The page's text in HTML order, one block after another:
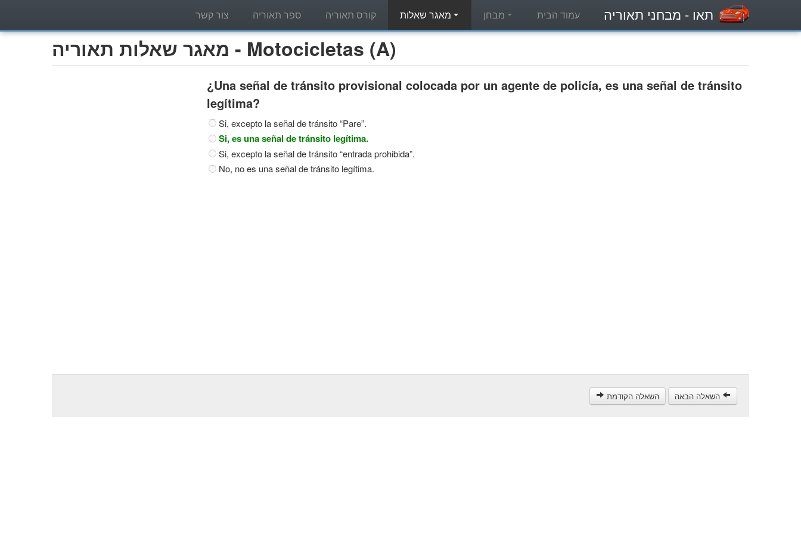
תאו - מבחני תאוריה עמוד הבית קורס תאוריה ספר תאוריה צור קשר
מאגר שאלות תאוריה - Motocicletas (A)
¿Una señal de tránsito provisional colocada por un agente de policía, es una señal de tránsito
legítima?
Si, excepto la señal de tránsito “Pare”.
Si, es una señal de tránsito legítima.
Si, excepto la señal de tránsito “entrada prohibida”.
No, no es una señal de tránsito legítima.
השאלה הקודמת